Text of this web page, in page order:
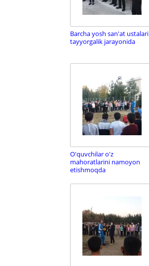
Barcha yosh san'at ustalari
tayyorgalik jarayonida
O'quvchilar o'z
mahoratlarini namoyon
etishmoqda